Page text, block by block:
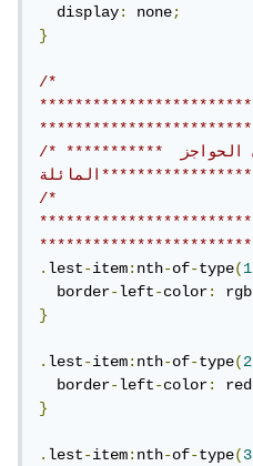
  display
: none;
}
/*
/* *********** تغيير الوان الحواجز
*/
/*
.lest-item:nth-of-type(
  border
-left-color:
}
.lest-item:nth-of-type(
  border
-left-color:
}
.lest-item:nth-of-type(